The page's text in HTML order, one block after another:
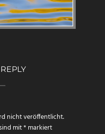
nicht veröffentlicht.
mit*markiert